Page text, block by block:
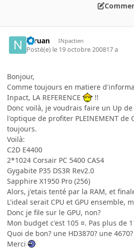
Niruan INpactien
Posté(e) le 19 octobre 200817 a
Bonjour,
Comme toujours en matiere
Inpact, LA REFERENCE
!!
Donc voilà, je voudrais faire un Up
l'optique de profiter PLEINEMENT
toujours.
Voilà:
C2D E4400
2*1024 Corsair PC 5400 CAS4
Gygabite P35 DS3R Rev2.0
Sapphire X1950 Pro (256)
Alors, j'etais tenté par la RAM, et
L'ideal serait CPU et GPU ensemble,
Donc je file sur le GPU, non?
Mon budget c'est 105 ¤. Pas plus de
Quoi de bon? une HD3870? une 4670?
Merci